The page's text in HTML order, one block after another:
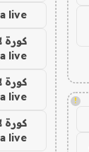
!
live
كورة
live
كورة
live
كورة
live